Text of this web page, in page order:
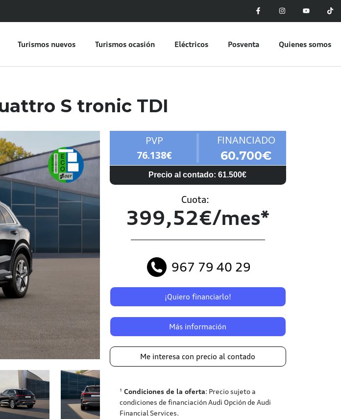
Turismos nuevos Turismos ocasión Eléctricos Posventa Quienes somos
S tronic TDI
PVP
76.138€
FINANCIADO
60.700€
Precio al contado: 61.500€
Cuota:
399,52€/mes*
967 79 40 29
¡Quiero financiarlo!
Más información
Me interesa con precio al contado
¹ Condiciones de la oferta: Precio sujeto a
condiciones de financiación Audi Opción de Audi
Financial Services.